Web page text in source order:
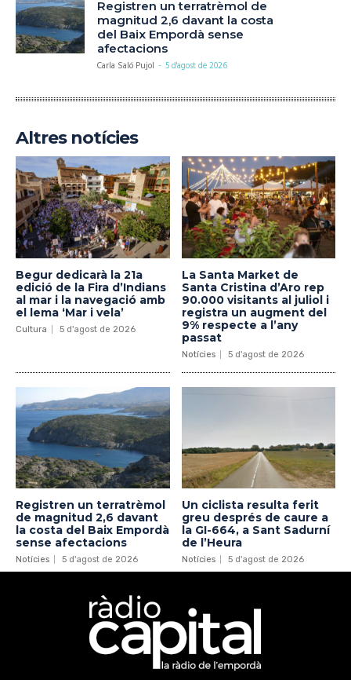
Registren un terratrèmol de
magnitud 2,6 davant la costa
del Baix Empordà sense
afectacions
Carla Saló Pujol - 5 d'agost de 2026
Altres notícies
Begur dedicarà la 21a
edició de la Fira d’Indians
al mar i la navegació amb
el lema ‘Mar i vela’
Cultura 5 d'agost de 2026
La Santa Market de
Santa Cristina d’Aro rep
90.000 visitants al juliol i
registra un augment del
9% respecte a l’any
passat
Notícies 5 d'agost de 2026
Registren un terratrèmol
de magnitud 2,6 davant
la costa del Baix Empordà
sense afectacions
Notícies 5 d'agost de 2026
Un ciclista resulta ferit
greu després de caure a
la GI-664, a Sant Sadurní
de l’Heura
Notícies 5 d'agost de 2026